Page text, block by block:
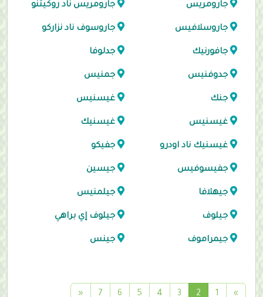
جارومريس جارومريس ناد روكيتنو
جاروسلافيس جاروسوف ناد نزاركو
جافورنيك جدلوفا
جدوفنيس جمنيس
جنك غيسنيس
غيسنيس غيسنيك
غيسنيك ناد اودرو جفيكو
جفيسوفيس جيسين
جيهلافا جيلمنيس
جيلوف جيلوف إي براهي
جيمراموف جينس
»
1
2
3
4
5
6
7
«